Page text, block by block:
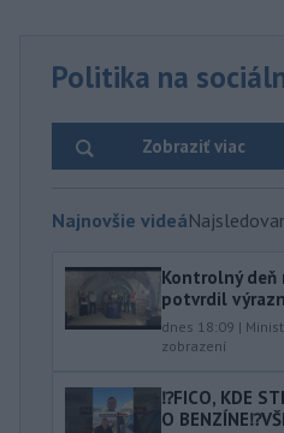
Politika na
Zobraziť viac
Najnovšie videá
Kontrolný deň
potvrdil
dnes 18:09 |
zobrazení
⁉️FICO, KDE
O